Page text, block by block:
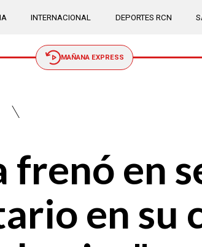
INTERNACIONAL DEPORTES RCN
MAÑANA EXPRESS
frenó en
en su